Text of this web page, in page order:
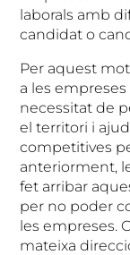
laborals amb
candidat o
Per aquest
a les empreses
necessitat de
el territori i
competitives
anteriorment,
fet arribar
per no poder
les empreses.
mateixa